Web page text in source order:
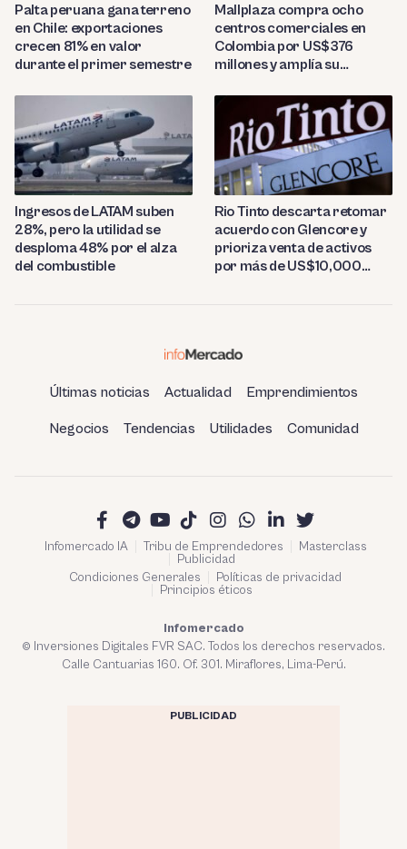
Palta peruana gana terreno
en Chile: exportaciones
crecen 81% en valor
durante el primer semestre
Mallplaza compra ocho
centros comerciales en
Colombia por US$376
millones y amplía su
Ingresos de LATAM suben
28%, pero la utilidad se
desploma 48% por el alza
del combustible
Rio Tinto descarta retomar
acuerdo con Glencore y
prioriza venta de activos
por más de US$10,000
Últimas noticias Actualidad Emprendimientos
Negocios Tendencias Utilidades Comunidad
Infomercado IA Tribu de Emprendedores
Masterclass
Publicidad
Condiciones Generales
Políticas de privacidad
Principios éticos
Infomercado
© Inversiones Digitales FVR SAC. Todos los derechos reservados.
Calle Cantuarias 160. Of. 301. Miraflores, Lima-Perú.
PUBLICIDAD